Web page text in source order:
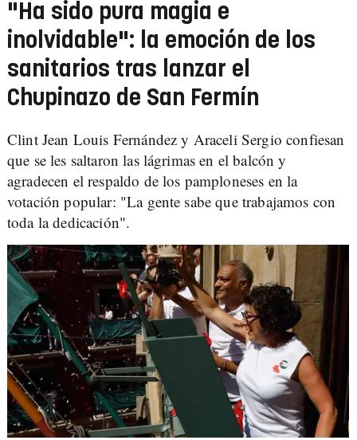
"Ha sido pura magia e
inolvidable": la emoción de los
sanitarios tras lanzar el
Chupinazo de San Fermín
Clint Jean Louis Fernández y Araceli Sergio confiesan
que se les saltaron las lágrimas en el balcón y
agradecen el respaldo de los pamploneses en la
votación popular: "La gente sabe que trabajamos con
toda la dedicación".